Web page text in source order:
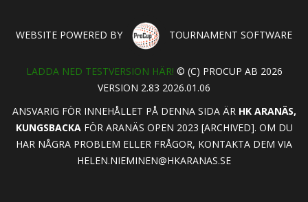
WEBSITE POWERED BY TOURNAMENT SOFTWARE
LADDA NED TESTVERSION HÄR! © (C) PROCUP AB 2026
VERSION 2.83 2026.01.06
ANSVARIG FÖR INNEHÅLLET PÅ DENNA SIDA ÄR HK ARANÄS,
KUNGSBACKAFÖR ARANÄS OPEN 2023 [ARCHIVED]. OM DU
HAR NÅGRA PROBLEM ELLER FRÅGOR, KONTAKTA DEM VIA
HELEN.NIEMINEN@HKARANAS.SE